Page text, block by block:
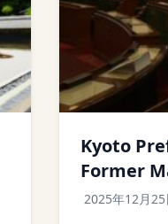
Kyoto
Former
2025年12月25